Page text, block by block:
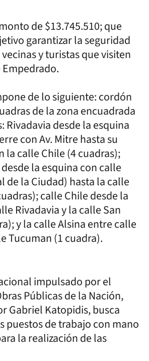
de $13.745.510; que
garantizar la seguridad
y turistas que visiten
de lo siguiente: cordón
de la zona encuadrada
Rivadavia desde la esquina
con Av. Mitre hasta su
la calle Chile (4 cuadras);
la esquina con calle
de la Ciudad) hasta la calle
calle Chile desde la
Rivadavia y la calle San
y la calle Alsina entre calle
Tucuman (1 cuadra).
impulsado por el
Públicas de la Nación,
Gabriel Katopidis, busca
puestos de trabajo con mano
la realización de las